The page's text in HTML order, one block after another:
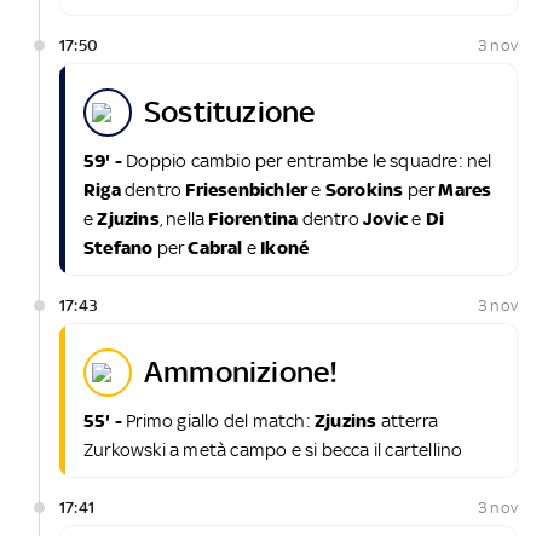
17:50 3 nov
sostituzione
59' - Doppio cambio per entrambe le squadre: nel
Rigadentro Friesenbichlere Sorokins perMares
eZjuzins, nella Fiorentina dentroJovice Di
Stefano perCabral e Ikoné
17:43 3 nov
ammonizione!
55' - Primo giallo del match: Zjuzins atterra
Zurkowski a metà campo e si becca il cartellino
17:41 3 nov